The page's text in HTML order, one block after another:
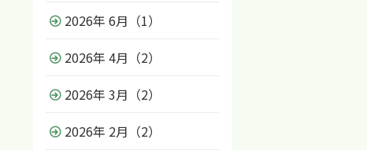
2026年 6月（1）
2026年 4月（2）
2026年 3月（2）
2026年 2月（2）